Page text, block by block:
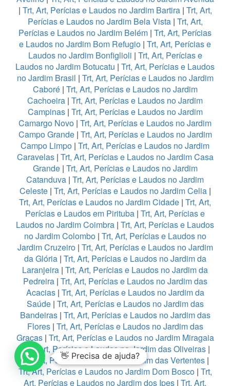
| Trt, Art, Perícias e Laudos no Jardim Bartira| Trt, Art,
Perícias e Laudos no Jardim Bela Vista| Trt, Art,
Perícias e Laudos no Jardim Belém | Trt, Art, Perícias
e Laudos no Jardim Bom Refugio | Trt, Art, Perícias e
Laudos no Jardim Bonfiglioli | Trt, Art, Perícias e
Laudos no Jardim Botucatu | Trt, Art, Perícias e Laudos
no Jardim Brasil | Trt, Art, Perícias e Laudos no Jardim
Caboré| Trt, Art, Perícias e Laudos no Jardim
Cachoeira | Trt, Art, Perícias e Laudos no Jardim
Campinas| Trt, Art, Perícias e Laudos no Jardim
Camargo Novo | Trt, Art, Perícias e Laudos no Jardim
Campo Grande| Trt, Art, Perícias e Laudos no Jardim
Campo Limpo | Trt, Art, Perícias e Laudos no Jardim
Caravelas| Trt, Art, Perícias e Laudos no Jardim Casa
Grande| Trt, Art, Perícias e Laudos no Jardim
Catanduva | Trt, Art, Perícias e Laudos no Jardim
Celeste| Trt, Art, Perícias e Laudos no Jardim Celia|
Trt, Art, Perícias e Laudos no Jardim Cidade | Trt, Art,
Perícias e Laudos em Pirituba | Trt, Art, Perícias e
Laudos no Jardim Coimbra | Trt, Art, Perícias e Laudos
no Jardim Colombo| Trt, Art, Perícias e Laudos no
Jardim Cruzeiro| Trt, Art, Perícias e Laudos no Jardim
da Glória| Trt, Art, Perícias e Laudos no Jardim da
Laranjeira | Trt, Art, Perícias e Laudos no Jardim da
Pedreira| Trt, Art, Perícias e Laudos no Jardim das
Acacias| Trt, Art, Perícias e Laudos no Jardim da
Saúde| Trt, Art, Perícias e Laudos no Jardim das
Bandeiras| Trt, Art, Perícias e Laudos no Jardim das
Flores| Trt, Art, Perícias e Laudos no Jardim das
Graças| Trt, Art, Perícias e Laudos no Jardim Miragaia
|Trt, Art, Perícias e Laudos no Jardim das Oliveiras|
Trt, Art, Perícias e Laudos no Jardim das Vertentes|
Trt, Art, Perícias e Laudos no Jardim Dom Bosco| Trt,
Art, Perícias e Laudos no Jardim dos Ipes | Trt, Art,
👋 Precisa de ajuda?